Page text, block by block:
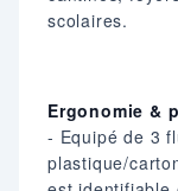
scolaires.
Ergonomie &
- Equipé de 3
plastique/